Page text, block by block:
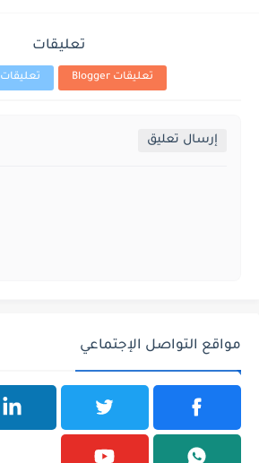
تعليقات
تعليقات Blogger تعليقات Disqus
إرسال تعليق
مواقع التواصل الإجتماعي